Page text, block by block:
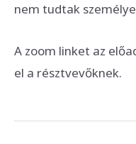
nem tudtak
A zoom linket az
el a résztvevőknek.